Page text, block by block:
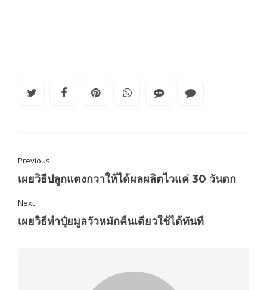
Previous
เผยวิธีปลูกแตงกวาให้ได้ผลผลิตไวแค่ 30 วันดก
Next
เผยวิธีทำปุ๋ยมูลวัวหมักคืนเดียวใช้ได้ทันที